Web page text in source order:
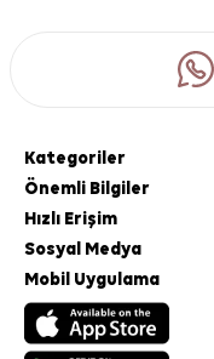
Kategoriler
Önemli Bilgiler
Hızlı Erişim
Sosyal Medya
Mobil Uygulama